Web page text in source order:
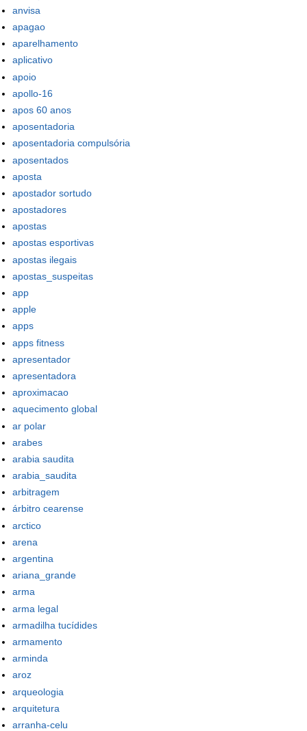
anvisa
apagao
aparelhamento
aplicativo
apoio
apollo-16
apos 60 anos
aposentadoria
aposentadoria compulsória
aposentados
aposta
apostador sortudo
apostadores
apostas
apostas esportivas
apostas ilegais
apostas_suspeitas
app
apple
apps
apps fitness
apresentador
apresentadora
aproximacao
aquecimento global
ar polar
arabes
arabia saudita
arabia_saudita
arbitragem
árbitro cearense
arctico
arena
argentina
ariana_grande
arma
arma legal
armadilha tucídides
armamento
arminda
aroz
arqueologia
arquitetura
arranha-celu